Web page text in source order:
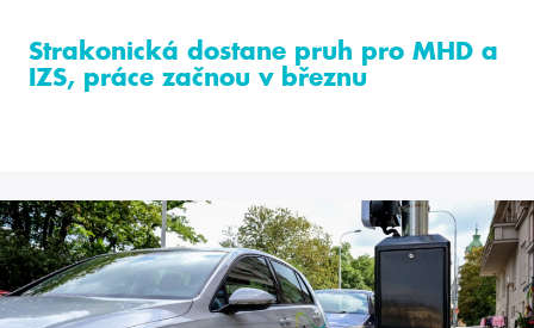
Strakonická dostane pruh pro MHD a
IZS, práce začnou v březnu